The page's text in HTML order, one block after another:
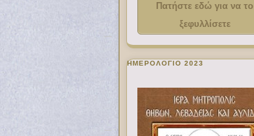
Πατήστε εδώ για να το
ξεφυλλίσετε
ΗΜΕΡΟΛΟΓΙΟ 2023